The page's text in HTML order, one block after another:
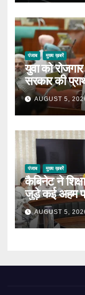
पंजाब मुख्य ख़बरें
युवा को
सरकार की
AUGUST 5,
पंजाब मुख्य ख़बरें
कैबिनेट ने
जुड़े कई अहम
AUGUST 5,